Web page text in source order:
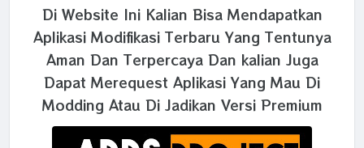
Di Website Ini Kalian Bisa Mendapatkan
Aplikasi Modifikasi Terbaru Yang Tentunya
Aman Dan Terpercaya Dan kalian Juga
Dapat Merequest Aplikasi Yang Mau Di
Modding Atau Di Jadikan Versi Premium